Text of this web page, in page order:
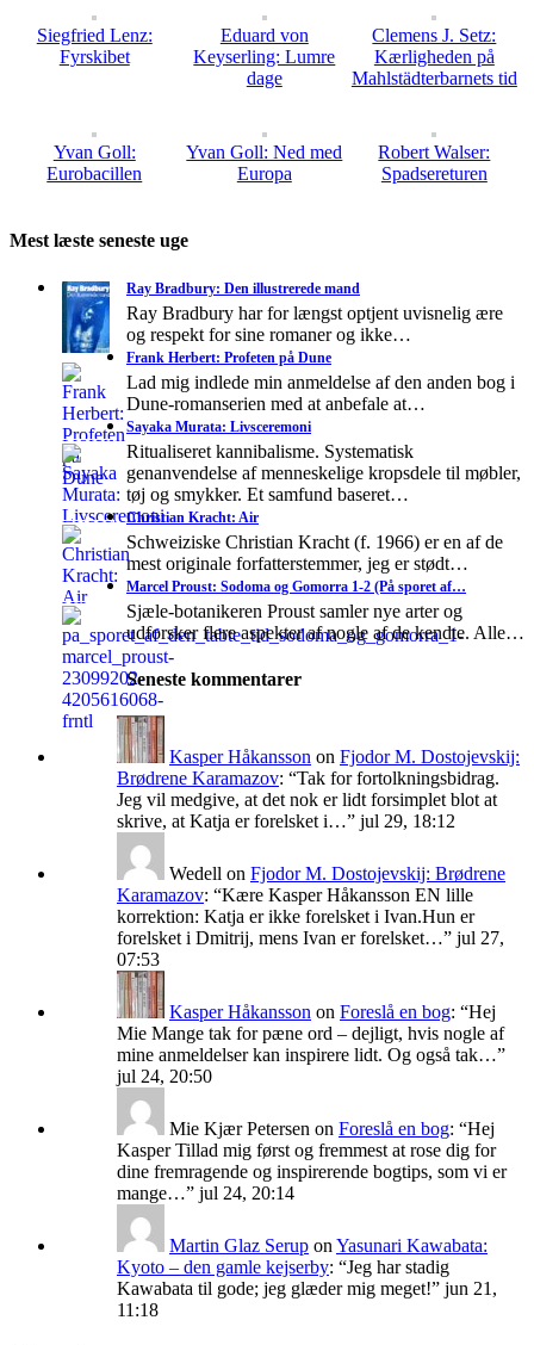
Siegfried Lenz:
Fyrskibet
Eduard von
Keyserling: Lumre
dage
Clemens J. Setz:
Kærligheden på
Mahlstädterbarnets tid
Yvan Goll:
Eurobacillen
Yvan Goll: Ned med
Europa
Robert Walser:
Spadsereturen
Mest læste seneste uge
Ray Bradbury: Den illustrerede mand
Ray Bradbury har for længst optjent uvisnelig ære
og respekt for sine romaner og ikke…
Frank Herbert: Profeten på Dune
Lad mig indlede min anmeldelse af den anden bog i
Dune-romanserien med at anbefale at…
Sayaka Murata: Livsceremoni
Ritualiseret kannibalisme. Systematisk
genanvendelse af menneskelige kropsdele til møbler,
tøj og smykker. Et samfund baseret…
Christian Kracht: Air
Schweiziske Christian Kracht (f. 1966) er en af de
mest originale forfatterstemmer, jeg er stødt…
Marcel Proust: Sodoma og Gomorra 1-2 (På sporet af…
Sjæle-botanikeren Proust samler nye arter og
udforsker flere aspekter af nogle af de kendte. Alle…
Seneste kommentarer
Kasper Håkansson on Fjodor M. Dostojevskij:
Brødrene Karamazov: “Tak for fortolkningsbidrag.
Jeg vil medgive, at det nok er lidt forsimplet blot at
skrive, at Katja er forelsket i…” jul 29, 18:12
Wedell on Fjodor M. Dostojevskij: Brødrene
Karamazov: “Kære Kasper Håkansson EN lille
korrektion: Katja er ikke forelsket i Ivan.Hun er
forelsket i Dmitrij, mens Ivan er forelsket…” jul 27,
07:53
Kasper Håkansson on Foreslå en bog: “Hej
Mie Mange tak for pæne ord – dejligt, hvis nogle af
mine anmeldelser kan inspirere lidt. Og også tak…”
jul 24, 20:50
Mie Kjær Petersen on Foreslå en bog: “Hej
Kasper Tillad mig først og fremmest at rose dig for
dine fremragende og inspirerende bogtips, som vi er
mange…” jul 24, 20:14
Martin Glaz Serup onYasunari Kawabata:
Kyoto – den gamle kejserby: “Jeg har stadig
Kawabata til gode; jeg glæder mig meget!” jun 21,
11:18